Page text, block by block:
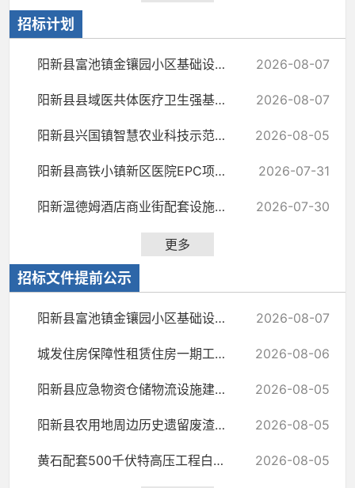
招标计划
阳新县富池镇金镶园小区基础设施建设工程(ABC地块) 2026-08-07
阳新县县域医共体医疗卫生强基工程招标计划 2026-08-07
阳新县兴国镇智慧农业科技示范园项目招标计划 2026-08-05
阳新县高铁小镇新区医院EPC项目暖通工程（空调采购） 2026-07-31
阳新温德姆酒店商业街配套设施建设工程招标计划 2026-07-30
更多
招标文件提前公示
阳新县富池镇金镶园小区基础设施建设工程( ABC地块)招标文件提前公示 2026-08-07
城发住房保障性租赁住房一期工程总承包招标文件提前公示 2026-08-06
阳新县应急物资仓储物流设施建设项目EPC监理服务招标文件提前公示 2026-08-05
阳新县农用地周边历史遗留废渣及灌溉渠底泥综合治理项目EPC招标文件提前公示 2026-08-05
黄石配套500千伏特高压工程白沙镇上潘村、白沙镇新星村、富池镇大雅村和黄颡口镇... 2026-08-05